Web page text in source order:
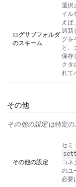
ログサブフォルダ
のスキーム
選択
イル
えば、
週新
グを
と、
保存
クタ
れて
その他
その他の設定は特定の
その他の設定
セミ
コネ
のユ
必要